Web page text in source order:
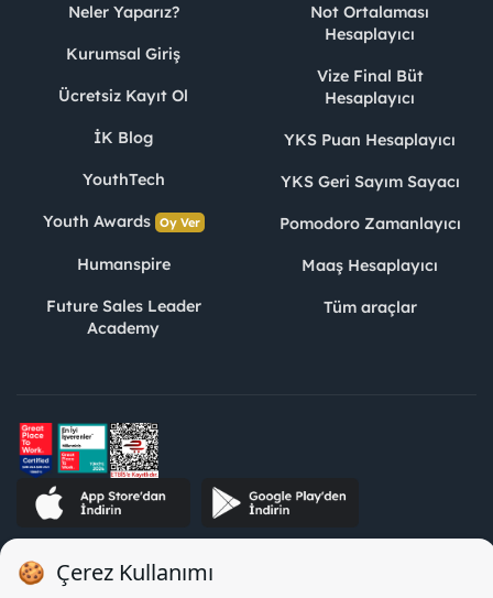
Neler Yaparız?
Kurumsal Giriş
Ücretsiz Kayıt Ol
İK Blog
YouthTech
Youth Awards Oy Ver
Humanspire
Future Sales Leader
Academy
Not Ortalaması
Hesaplayıcı
Vize Final Büt
Hesaplayıcı
YKS Puan Hesaplayıcı
YKS Geri Sayım Sayacı
Pomodoro Zamanlayıcı
Maaş Hesaplayıcı
Tüm araçlar